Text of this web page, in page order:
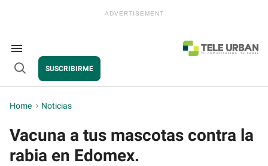
Search
&
Section
Navigation
Open
SUSCRIBIRME
Home > Noticias
Vacuna a tus mascotas contra la
rabia en Edomex.